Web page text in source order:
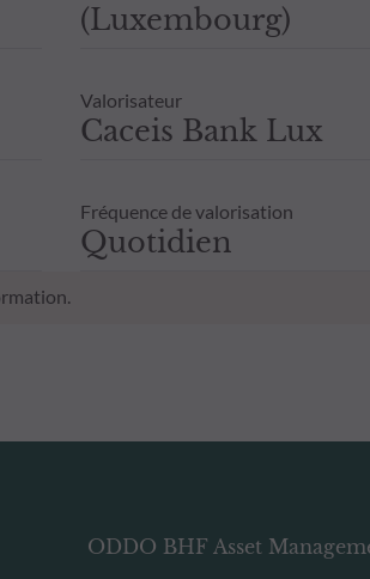
(Luxembourg)
Valorisateur
Caceis Bank Lux
Fréquence de valorisation
Quotidien
ODDO BHF Asset